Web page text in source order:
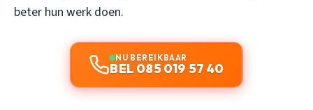
beter hun werk doen.
NU BEREIKBAAR
BEL 085 019 57 40